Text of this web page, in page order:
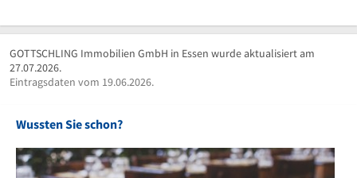
GOTTSCHLING Immobilien GmbH in Essen wurde aktualisiert am
27.07.2026.
Eintragsdaten vom 19.06.2026.
Wussten Sie schon?